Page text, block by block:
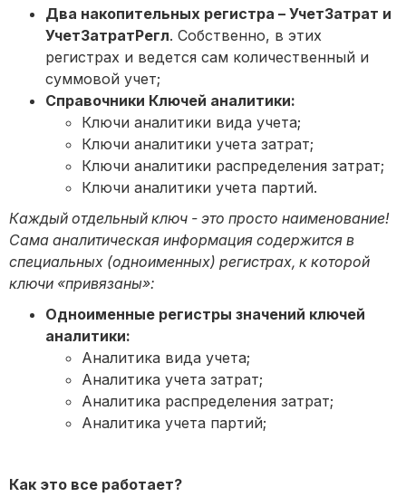
Два накопительных регистра – УчетЗатрат и
УчетЗатратРегл. Собственно, в этих
регистрах и ведется сам количественный и
суммовой учет;
Справочники Ключей аналитики:
Ключи аналитики вида учета;
Ключи аналитики учета затрат;
Ключи аналитики распределения затрат;
Ключи аналитики учета партий.
Каждый отдельный ключ - это просто наименование!
Сама аналитическая информация содержится в
специальных (одноименных) регистрах, к которой
ключи «привязаны»:
Одноименные регистры значений ключей
аналитики:
Аналитика вида учета;
Аналитика учета затрат;
Аналитика распределения затрат;
Аналитика учета партий;
Как это все работает?